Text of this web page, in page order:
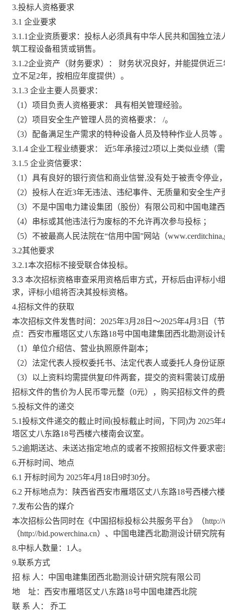
3.投标人资格要求
3.1 企业要求
3.1.1企业资质要求： 投标人必须具有中华人民共和国独立
筑工程设备租赁或销售。
3.1.2企业资产（财务要求）：
财务状况良好， 并能提供近三
立不足2年，按相应年度提供） 。
3.1.3 企业主要人员要求：
（1） 项目负责人资格要求：
具有相关管理经验。
（2） 项目安全生产管理人员的资格要求 ：
/。
（3） 配备满足生产需求的特种设备人员及特种作业人员等
3.1.4 企业工程业绩要求：
近5年承接过2项以上类似业绩 （
3.1.5 企业资信要求：
（1）具有良好的银行资信和商业信誉,没有处于被责令停业
（2）投标人在近3年无违法、违纪事件、无质量和安全生产
（3）不是中国电力建设集团（股份）有限公司和中国电建
（4）串标或其他违法行为废标的不允许再次参与投标 ；
（5） 不被最高人民法院在“信用中国”网站（
3.2其他要求
3.2.1本次招标不接受联合体投标。
3.3 本次招标资格审查采用资格后审方式， 开标后由评标小
求，评标小组将否决其投标资格。
4.招标文件的获取
本次招标文件发售时间： 2025年3月 28 日～2025年4月 3 日（
点：西安市雁塔区丈八东路18号中国电建集团西北勘测设
（1 ）单位介绍信、营业执照原件副本；
（2）法定代表人授权委托书、法定代表人或委托人身份证
（3）以上资料均需提供复印件两套，提交的资料需装订成
招标文件的售价为人民币零元整（0元），购买招标文件的
5.投标文件的递交
5.1投标文件递交的截止时间(投标截止时间，下同)为 2025年
塔区丈八东路18号西楼六楼南会议室。
5.2逾期送达、未送达指定地点的或者不按照招标文件要求
6.开标时间、地点
6.1 开标时间为 2025年4月 18 日 9时30分。
6.2 开标地点为 ： 陕西省西安市雁塔区丈八东路18号西楼六
7.发布公告的媒介
本次招标公告同时在《中国招标投标公共服务平台》（
（http://bid.powerchina.cn）、中国电建西北勘测设计研究
8.中标人数量： 1人。
9.联系方式
招 标 人：中国电建集团西北勘测设计研究院有限公司
地
址： 西安市雁塔区丈八东路18号中国电建西北院
联 系 人： 乔工